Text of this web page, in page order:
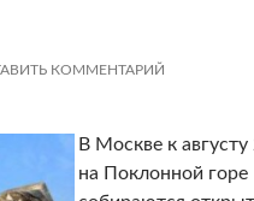
КОММЕНТАРИЙ
В Москве к
на Поклонной горе